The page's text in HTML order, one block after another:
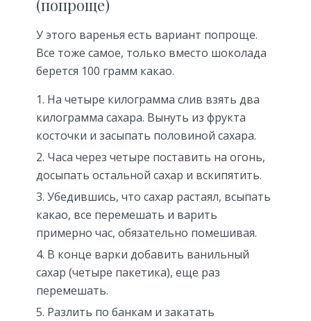
(попроще)
У этого варенья есть вариант попроще.
Все тоже самое, только вместо шоколада
берется 100 грамм какао.
На четыре килограмма слив взять два
килограмма сахара. Вынуть из фрукта
косточки и засыпать половиной сахара.
Часа через четыре поставить на огонь,
досыпать остальной сахар и вскипятить.
Убедившись, что сахар растаял, всыпать
какао, все перемешать и варить
примерно час, обязательно помешивая.
В конце варки добавить ванильный
сахар (четыре пакетика), еще раз
перемешать.
Разлить по банкам и закатать